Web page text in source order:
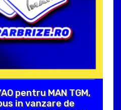
pentru MAN TGM,
in vanzare de